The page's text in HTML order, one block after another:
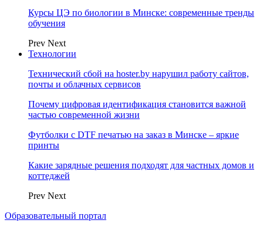
Курсы ЦЭ по биологии в Минске: современные тренды
обучения
Prev Next
Технологии
Технический сбой на hoster.by нарушил работу сайтов,
почты и облачных сервисов
Почему цифровая идентификация становится важной
частью современной жизни
Футболки с DTF печатью на заказ в Минске – яркие
принты
Какие зарядные решения подходят для частных домов и
коттеджей
Prev Next
Образовательный портал